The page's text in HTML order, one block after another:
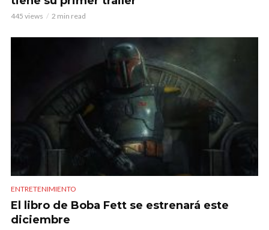
445 views 2 min read
ENTRETENIMIENTO
El libro de Boba Fett se estrenará este
diciembre